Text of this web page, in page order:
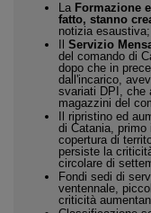
La Formazione
fatto, stanno
notizia esaustiva;
Servizio
del comando di
dopo che in
dall'incarico,
svariati DPI, che
magazzini del
ripristino ed
di Catania,
copertura di
persiste la
circolare di
Fondi sedi di
ventennale,
criticità